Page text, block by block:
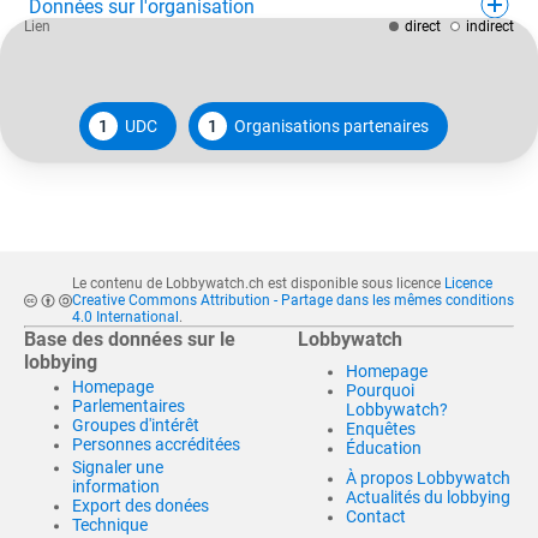
Données sur l'organisation
1 UDC 1 Organisations partenaires
Lien direct indirect
Le contenu de Lobbywatch.ch est disponible sous licence Licence
Creative Commons Attribution - Partage dans les mêmes conditions
4.0 International .
Base des données sur le
lobbying
Homepage
Parlementaires
Groupes d'intérêt
Personnes accréditées
Signaler une
information
Export des donées
Technique
Lobbywatch
Homepage
Pourquoi
Lobbywatch?
Enquêtes
Éducation
À propos Lobbywatch
Actualités du lobbying
Contact